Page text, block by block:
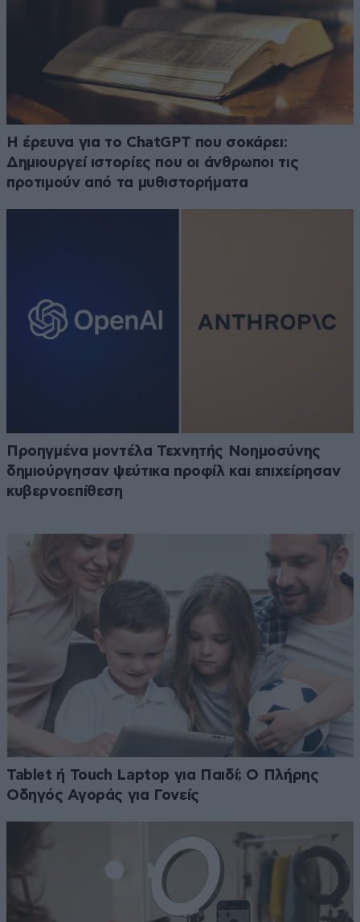
H έρευνα για το ChatGPT που σοκάρει:
Δημιουργεί ιστορίες που οι άνθρωποι τις
προτιμούν από τα μυθιστορήματα
Προηγμένα μοντέλα Τεχνητής Νοημοσύνης
δημιούργησαν ψεύτικα προφίλ και επιχείρησαν
κυβερνοεπίθεση
Tablet ή Touch Laptop για Παιδί; Ο Πλήρης
Οδηγός Αγοράς για Γονείς